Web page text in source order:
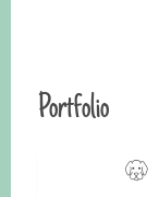
Portfolio